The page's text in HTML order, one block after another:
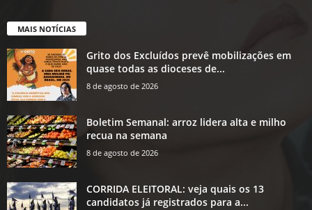
MAIS NOTÍCIAS
Grito dos Excluídos prevê mobilizações em
quase todas as dioceses de...
8 de agosto de 2026
Boletim Semanal: arroz lidera alta e milho
recua na semana
8 de agosto de 2026
CORRIDA ELEITORAL: veja quais os 13
candidatos já registrados para a...